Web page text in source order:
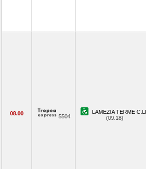
08.00 5504
LAMEZIA TERME
(09.18)